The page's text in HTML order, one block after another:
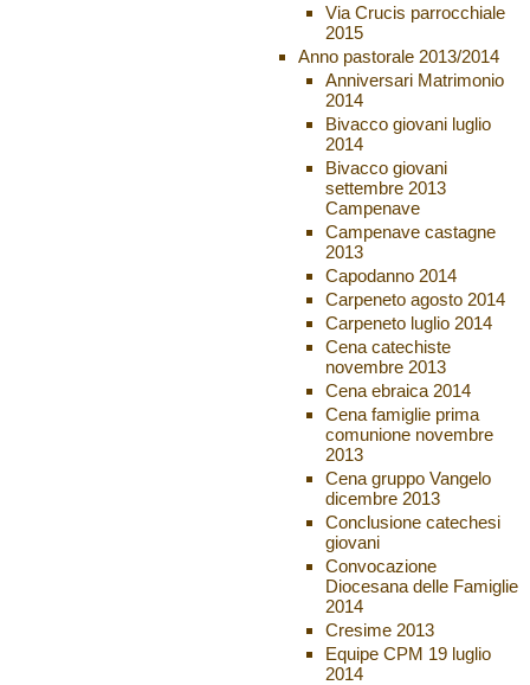
Via Crucis parrocchiale
2015
Anno pastorale 2013/2014
Anniversari Matrimonio
2014
Bivacco giovani luglio
2014
Bivacco giovani
settembre 2013
Campenave
Campenave castagne
2013
Capodanno 2014
Carpeneto agosto 2014
Carpeneto luglio 2014
Cena catechiste
novembre 2013
Cena ebraica 2014
Cena famiglie prima
comunione novembre
2013
Cena gruppo Vangelo
dicembre 2013
Conclusione catechesi
giovani
Convocazione
Diocesana delle Famiglie
2014
Cresime 2013
Equipe CPM 19 luglio
2014